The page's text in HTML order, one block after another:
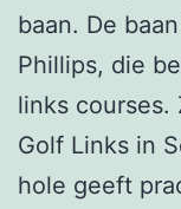
baan. De
Phillips, die
links courses.
Golf Links in
hole geeft